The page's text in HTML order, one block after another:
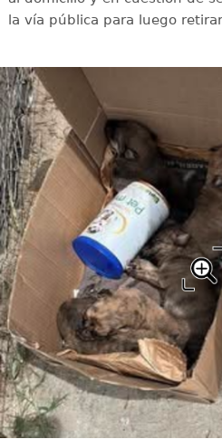
la vía pública para luego